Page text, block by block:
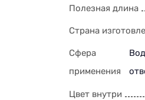
Полезная длина
Страна
Сфера
применения
Цвет внутри